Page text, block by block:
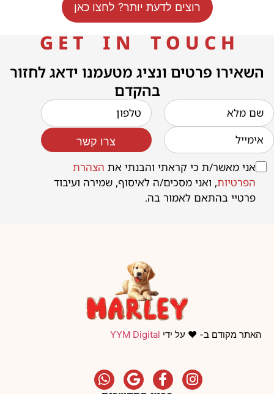
רוצים לדעת יותר? לחצו כאן
G E T I N T O U C H
השאירו פרטים ונציג מטעמנו ידאג לחזור
בהקדם
אני מאשר/ת כי קראתי והבנתי את הצהרת
הפרטיות, ואני מסכים/ה לאיסוף, שמירה ועיבוד
פרטיי בהתאם לאמור בה.
צרו קשר
האתר מקודם ב- ❤️ על ידי YYM Digital